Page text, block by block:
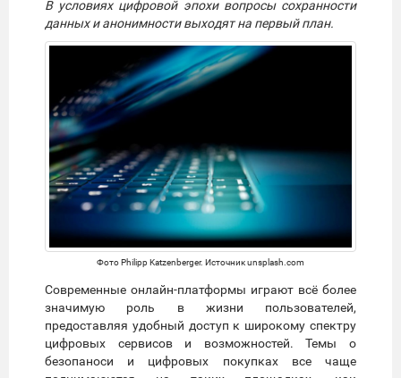
В условиях цифровой эпохи вопросы сохранности
данных и анонимности выходят на первый план.
Фото Philipp Katzenberger. Источник unsplash.com
Современные онлайн-платформы играют всё более
значимую роль в жизни пользователей,
предоставляя удобный доступ к широкому спектру
цифровых сервисов и возможностей. Темы о
безопаноси и цифровых покупках все чаще